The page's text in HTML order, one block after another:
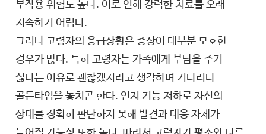
부작용 위험도 높다. 이로 인해 강력한 치료를 오래
지속하기 어렵다.
그러나 고령자의 응급상황은 증상이 대부분 모호한
경우가 많다. 특히 고령자는 가족에게 부담을 주기
싫다는 이유로 괜찮겠지라고 생각하며 기다리다
골든타임을 놓치곤 한다. 인지 기능 저하로 자신의
상태를 정확히 판단하지 못해 발견과 대응 자체가